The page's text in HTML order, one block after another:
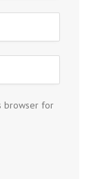
browser for